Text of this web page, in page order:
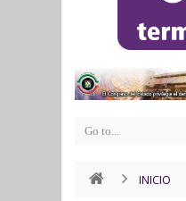
INICIO